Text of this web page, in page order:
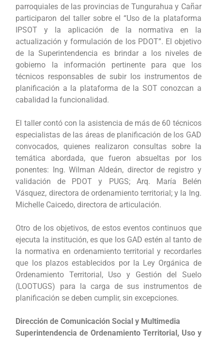
parroquiales de las provincias de Tungurahua y Cañar
participaron del taller sobre el “Uso de la plataforma
IPSOT y la aplicación de la normativa en la
actualización y formulación de los PDOT”. El objetivo
de la Superintendencia es brindar a los niveles de
gobierno la información pertinente para que los
técnicos responsables de subir los instrumentos de
planificación a la plataforma de la SOT conozcan a
cabalidad la funcionalidad.
El taller contó con la asistencia de más de 60 técnicos
especialistas de las áreas de planificación de los GAD
convocados, quienes realizaron consultas sobre la
temática abordada, que fueron absueltas por los
ponentes: Ing. Wilman Aldeán, director de registro y
validación de PDOT y PUGS; Arq. María Belén
Vásquez, directora de ordenamiento territorial; y la Ing.
Michelle Caicedo, directora de articulación.
Otro de los objetivos, de estos eventos continuos que
ejecuta la institución, es que los GAD estén al tanto de
la normativa en ordenamiento territorial y recordarles
que los plazos establecidos por la Ley Orgánica de
Ordenamiento Territorial, Uso y Gestión del Suelo
(LOOTUGS) para la carga de sus instrumentos de
planificación se deben cumplir, sin excepciones.
Dirección de Comunicación Social y Multimedia
Superintendencia de Ordenamiento Territorial, Uso y